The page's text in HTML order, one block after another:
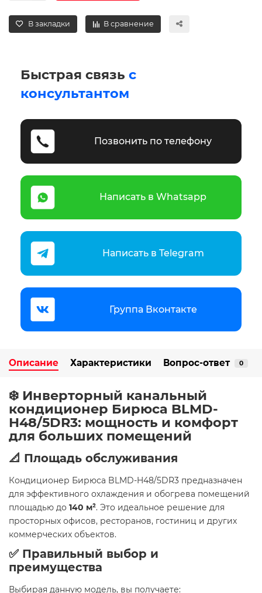
В закладки В сравнение
Быстрая связь с
консультантом
Позвонить по телефону
Написать в Whatsapp
Написать в Telegram
Группа Вконтакте
Описание Характеристики Вопрос-ответ 0
❄️ Инверторный канальный
кондиционер Бирюса BLMD-
H48/5DR3: мощность и комфорт
для больших помещений
📐 Площадь обслуживания
Кондиционер Бирюса BLMD-H48/5DR3 предназначен
для эффективного охлаждения и обогрева помещений
площадью до 140 м². Это идеальное решение для
просторных офисов, ресторанов, гостиниц и других
коммерческих объектов.
✅ Правильный выбор и
преимущества
Выбирая данную модель, вы получаете: